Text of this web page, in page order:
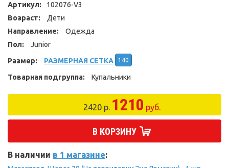
Артикул:
102076-V3
Возраст:
Дети
Направление:
Одежда
Пол:
Junior
Размер:
РАЗМЕРНАЯ СЕТКА 140
Товарная подгруппа: Купальники
2420 р. 1210 руб.
В КОРЗИНУ
В наличии в 1 магазине: